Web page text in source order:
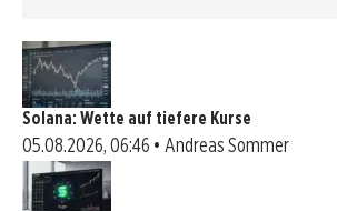
Solana: Wette auf tiefere Kurse
05.08.2026, 06:46 • Andreas Sommer